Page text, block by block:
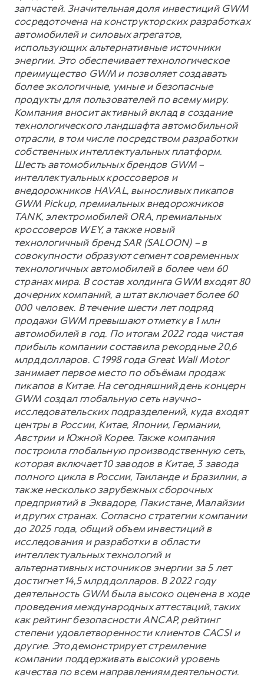
запчастей. Значительная доля инвестиций GWM
сосредоточена на конструкторских разработках
автомобилей и силовых агрегатов,
использующих альтернативные источники
энергии. Это обеспечивает технологическое
преимущество GWM и позволяет создавать
более экологичные, умные и безопасные
продукты для пользователей по всему миру.
Компания вносит активный вклад в создание
технологического ландшафта автомобильной
отрасли, в том числе посредством разработки
собственных интеллектуальных платформ.
Шесть автомобильных брендов GWM –
интеллектуальных кроссоверов и
внедорожников HAVAL, выносливых пикапов
GWM Pickup, премиальных внедорожников
TANK, электромобилей ORA, премиальных
кроссоверов WEY, а также новый
технологичный бренд SAR (SALOON) – в
совокупности образуют сегмент современных
технологичных автомобилей в более чем 60
странах мира. В состав холдинга GWM входят 80
дочерних компаний, а штат включает более 60
000 человек. В течение шести лет подряд
продажи GWM превышают отметку в 1 млн
автомобилей в год. По итогам 2022 года чистая
прибыль компании составила рекордные 20,6
млрд долларов. С 1998 года Great Wall Motor
занимает первое место по объёмам продаж
пикапов в Китае. На сегодняшний день концерн
GWM создал глобальную сеть научно-
исследовательских подразделений, куда входят
центры в России, Китае, Японии, Германии,
Австрии и Южной Корее. Также компания
построила глобальную производственную сеть,
которая включает 10 заводов в Китае, 3 завода
полного цикла в России, Таиланде и Бразилии, а
также несколько зарубежных сборочных
предприятий в Эквадоре, Пакистане, Малайзии
и других странах. Согласно стратегии компании
до 2025 года, общий объем инвестиций в
исследования и разработки в области
интеллектуальных технологий и
альтернативных источников энергии за 5 лет
достигнет 14,5 млрд долларов. В 2022 году
деятельность GWM была высоко оценена в ходе
проведения международных аттестаций, таких
как рейтинг безопасности ANCAP, рейтинг
степени удовлетворенности клиентов CACSI и
другие. Это демонстрирует стремление
компании поддерживать высокий уровень
качества по всем направлениям деятельности.